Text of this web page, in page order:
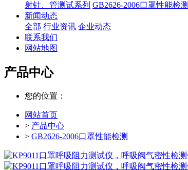
射针、管测试系列 GB2626-2006口罩性能检测
新闻动态
全部 行业资讯 企业动态
联系我们
网站地图
产品中心
您的位置：
网站首页
> 产品中心
> GB2626-2006口罩性能检测